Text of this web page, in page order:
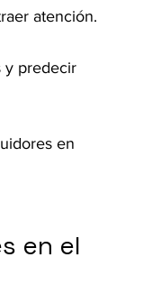
atención.
y predecir
en
en el